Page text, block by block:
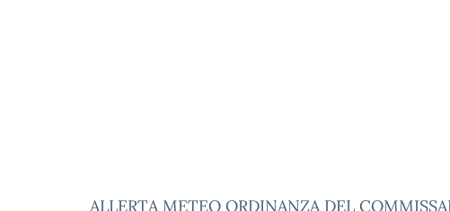
ALLERTA METEO ORDINANZA DEL